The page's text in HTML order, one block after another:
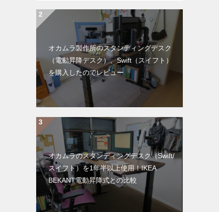
オカムラ製作所のスタンディングデスク
（電動昇降デスク）、Swift（スイフト）
を購入したのでレビュー
オカムラのスタンディングデスク（Swift/
スイフト）を1年半以上使用！IKEA
BEKANT電動昇降式との比較